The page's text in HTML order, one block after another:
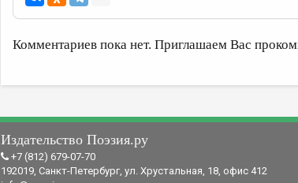
Комментариев пока нет. Приглашаем Вас
Издательство Поэзия.ру
+7 (812) 679-07-70
192019, Санкт-Петербург, ул. Хрустальная, 18, офис 412